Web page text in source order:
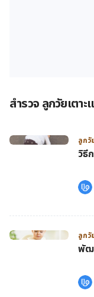
สำรวจ ลูกวัยเตา
ลูกวั
วิธี
ลูกวั
พัฒ